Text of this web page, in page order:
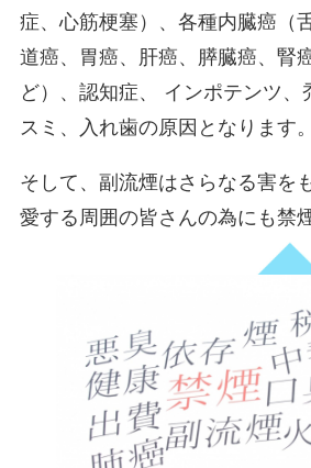
症、心筋梗塞）、各種内臓癌（
道癌、胃癌、肝癌、膵臓癌、腎
ど）、認知症、 インポテンツ、
スミ、入れ歯の原因となります。
そして、副流煙はさらなる害
愛する周囲の皆さんの為にも禁